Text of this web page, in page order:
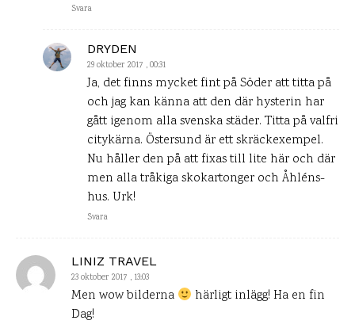
Svara
DRYDEN
29 oktober 2017 , 00:31
Ja, det finns mycket fint på Söder att titta på
och jag kan känna att den där hysterin har
gått igenom alla svenska städer. Titta på valfri
citykärna. Östersund är ett skräckexempel.
Nu håller den på att fixas till lite här och där
men alla tråkiga skokartonger och Åhléns-
hus. Urk!
Svara
LINIZ TRAVEL
23 oktober 2017 , 13:03
Men wow bilderna
härligt inlägg! Ha en fin
Dag!